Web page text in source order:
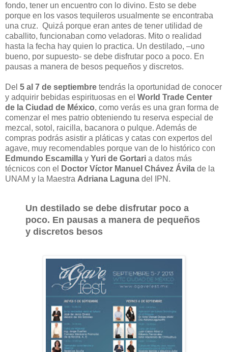
fondo, tener un encuentro con lo divino. Esto se debe
porque en los vasos tequileros usualmente se encontraba
una cruz. Quizá porque eran antes de tener utilidad de
caballito, funcionaban como veladoras. Mito o realidad
hasta la fecha hay quien lo practica. Un destilado, –uno
bueno, por supuesto- se debe disfrutar poco a poco. En
pausas a manera de besos pequeños y discretos.
Del 5 al 7 de septiembre tendrás la oportunidad de conocer
y adquirir bebidas espirituosas en el World Trade Center
de la Ciudad de México, como verás es una gran forma de
comenzar el mes patrio obteniendo tu reserva especial de
mezcal, sotol, raicilla, bacanora o pulque. Además de
compras podrás asistir a pláticas y catas con expertos del
agave, muy recomendables porque van de lo histórico con
Edmundo Escamilla y Yuri de Gortari a datos más
técnicos con el
Doctor Víctor Manuel Chávez Ávila de la
UNAM y la Maestra Adriana Laguna del IPN.
Un destilado se debe disfrutar poco a
poco. En pausas a manera de pequeños
y discretos besos